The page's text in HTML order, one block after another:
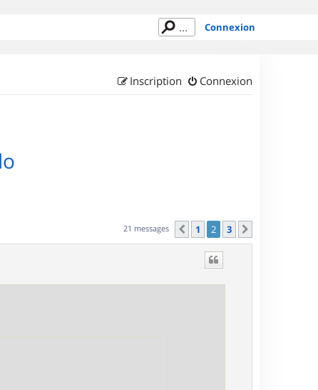
Connexion
Connexion
Inscription
21 messages Précédent
1 2 3